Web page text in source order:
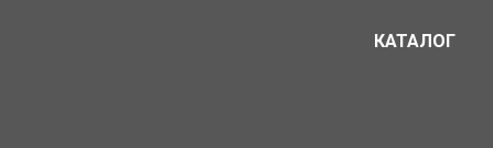
КАТАЛОГ